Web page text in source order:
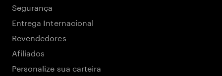
Segurança
Entrega Internacional
Revendedores
Afiliados
Personalize sua carteira